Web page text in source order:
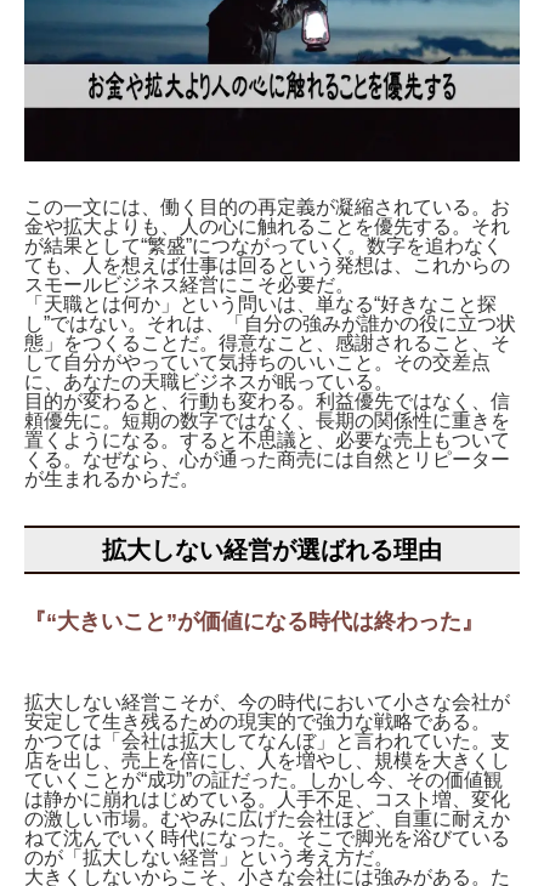
この一文には、働く目的の再定義が凝縮されている。お
金や拡大よりも、人の心に触れることを優先する。それ
が結果として“繁盛”につながっていく。数字を追わなく
ても、人を想えば仕事は回るという発想は、これからの
スモールビジネス経営にこそ必要だ。
「天職とは何か」という問いは、単なる“好きなこと探
し”ではない。それは、「自分の強みが誰かの役に立つ状
態」をつくることだ。得意なこと、感謝されること、そ
して自分がやっていて気持ちのいいこと。その交差点
に、あなたの天職ビジネスが眠っている。
目的が変わると、行動も変わる。利益優先ではなく、信
頼優先に。短期の数字ではなく、長期の関係性に重きを
置くようになる。すると不思議と、必要な売上もついて
くる。なぜなら、心が通った商売には自然とリピーター
が生まれるからだ。
拡大しない経営が選ばれる理由
『“大きいこと”が価値になる時代は終わった』
拡大しない経営こそが、今の時代において小さな会社が
安定して生き残るための現実的で強力な戦略である。
かつては「会社は拡大してなんぼ」と言われていた。支
店を出し、売上を倍にし、人を増やし、規模を大きくし
ていくことが“成功”の証だった。しかし今、その価値観
は静かに崩れはじめている。人手不足、コスト増、変化
の激しい市場。むやみに広げた会社ほど、自重に耐えか
ねて沈んでいく時代になった。そこで脚光を浴びている
のが「拡大しない経営」という考え方だ。
大きくしないからこそ、小さな会社には強みがある。た